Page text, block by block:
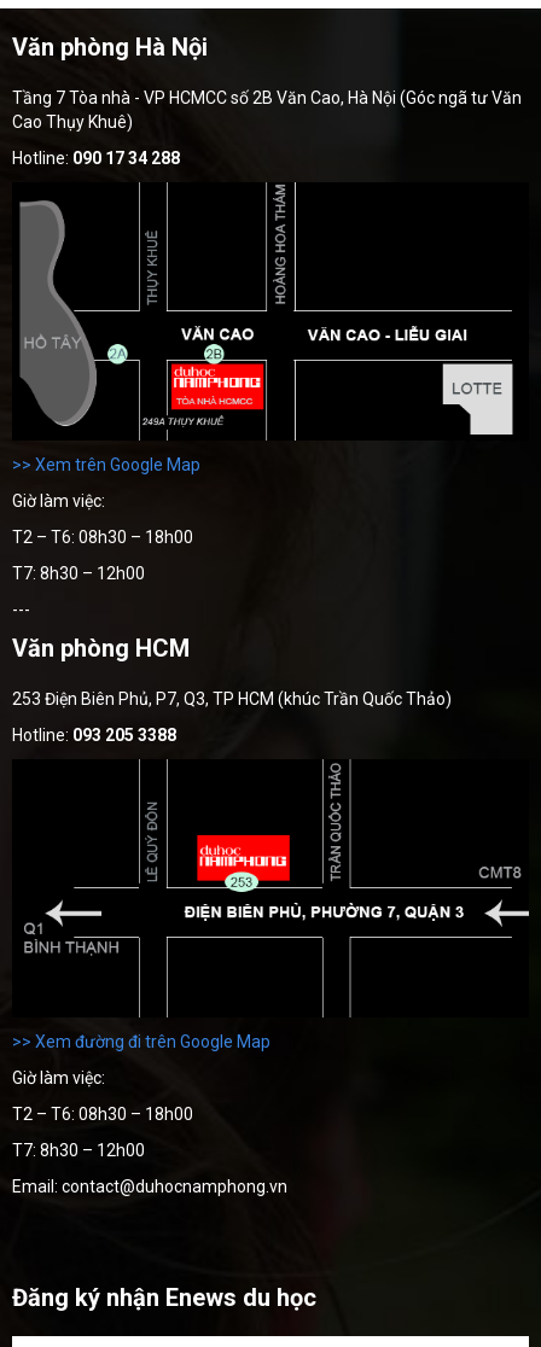
Văn phòng Hà Nội
Tầng 7 Tòa nhà - VP HCMCC số 2B Văn Cao, Hà Nội (Góc ngã tư Văn
Cao Thụy Khuê)
Hotline: 090 17 34 288
>> Xem trên Google Map
Giờ làm việc:
T2 – T6: 08h30 – 18h00
T7: 8h30 – 12h00
---
Văn phòng HCM
253 Điện Biên Phủ, P7, Q3, TP HCM (khúc Trần Quốc Thảo)
Hotline: 093 205 3388
>> Xem đường đi trên Google Map
Giờ làm việc:
T2 – T6: 08h30 – 18h00
T7: 8h30 – 12h00
Email: contact@duhocnamphong.vn
Đăng ký nhận Enews du học